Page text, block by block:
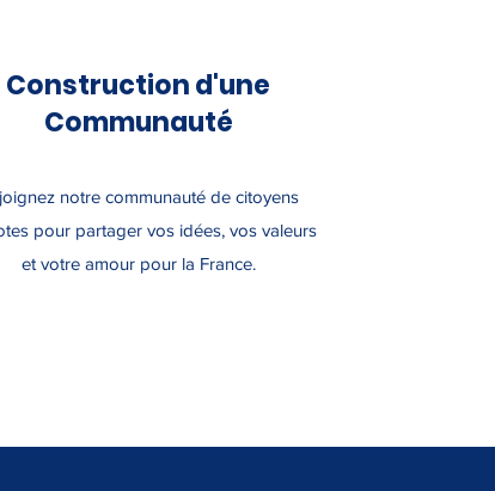
Construction d'une
Communauté
notre communauté de citoyens
pour partager vos idées, vos valeurs
et votre amour pour la France.